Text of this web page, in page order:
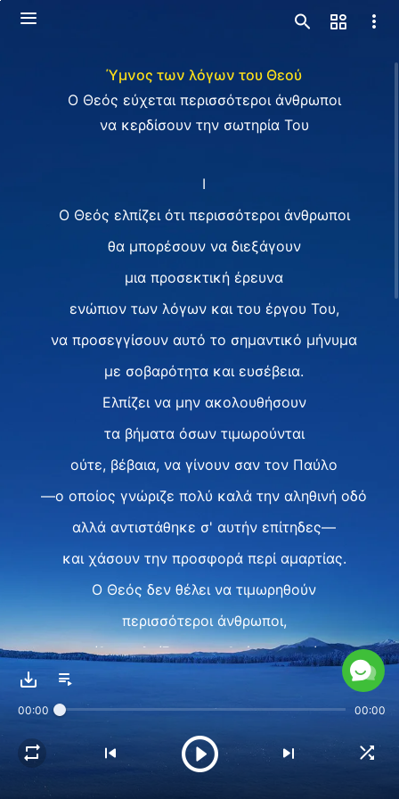
Ύμνος των λόγων του Θεού
Ο Θεός εύχεται περισσότεροι άνθρωποι
να κερδίσουν την σωτηρία Του
I
Ο Θεός ελπίζει ότι περισσότεροι άνθρωποι
θα μπορέσουν να διεξάγουν
μια προσεκτική έρευνα
ενώπιον των λόγων και του έργου Του,
να προσεγγίσουν αυτό το σημαντικό μήνυμα
με σοβαρότητα και ευσέβεια.
Ελπίζει να μην ακολουθήσουν
τα βήματα όσων τιμωρούνται
ούτε, βέβαια, να γίνουν σαν τον Παύλο
—ο οποίος γνώριζε πολύ καλά την αληθινή οδό
αλλά αντιστάθηκε σ' αυτήν επίτηδες—
και χάσουν την προσφορά περί αμαρτίας.
Ο Θεός δεν θέλει να τιμωρηθούν
περισσότεροι άνθρωποι,
κι αντίθετα ελπίζει να σωθούν περισσότεροι
και να συμβαδίσουν περισσότεροι άνθρωποι
με τα βήματά Του
και να εισέλθουν στη βασιλεία Του.
II
00:00 00:00